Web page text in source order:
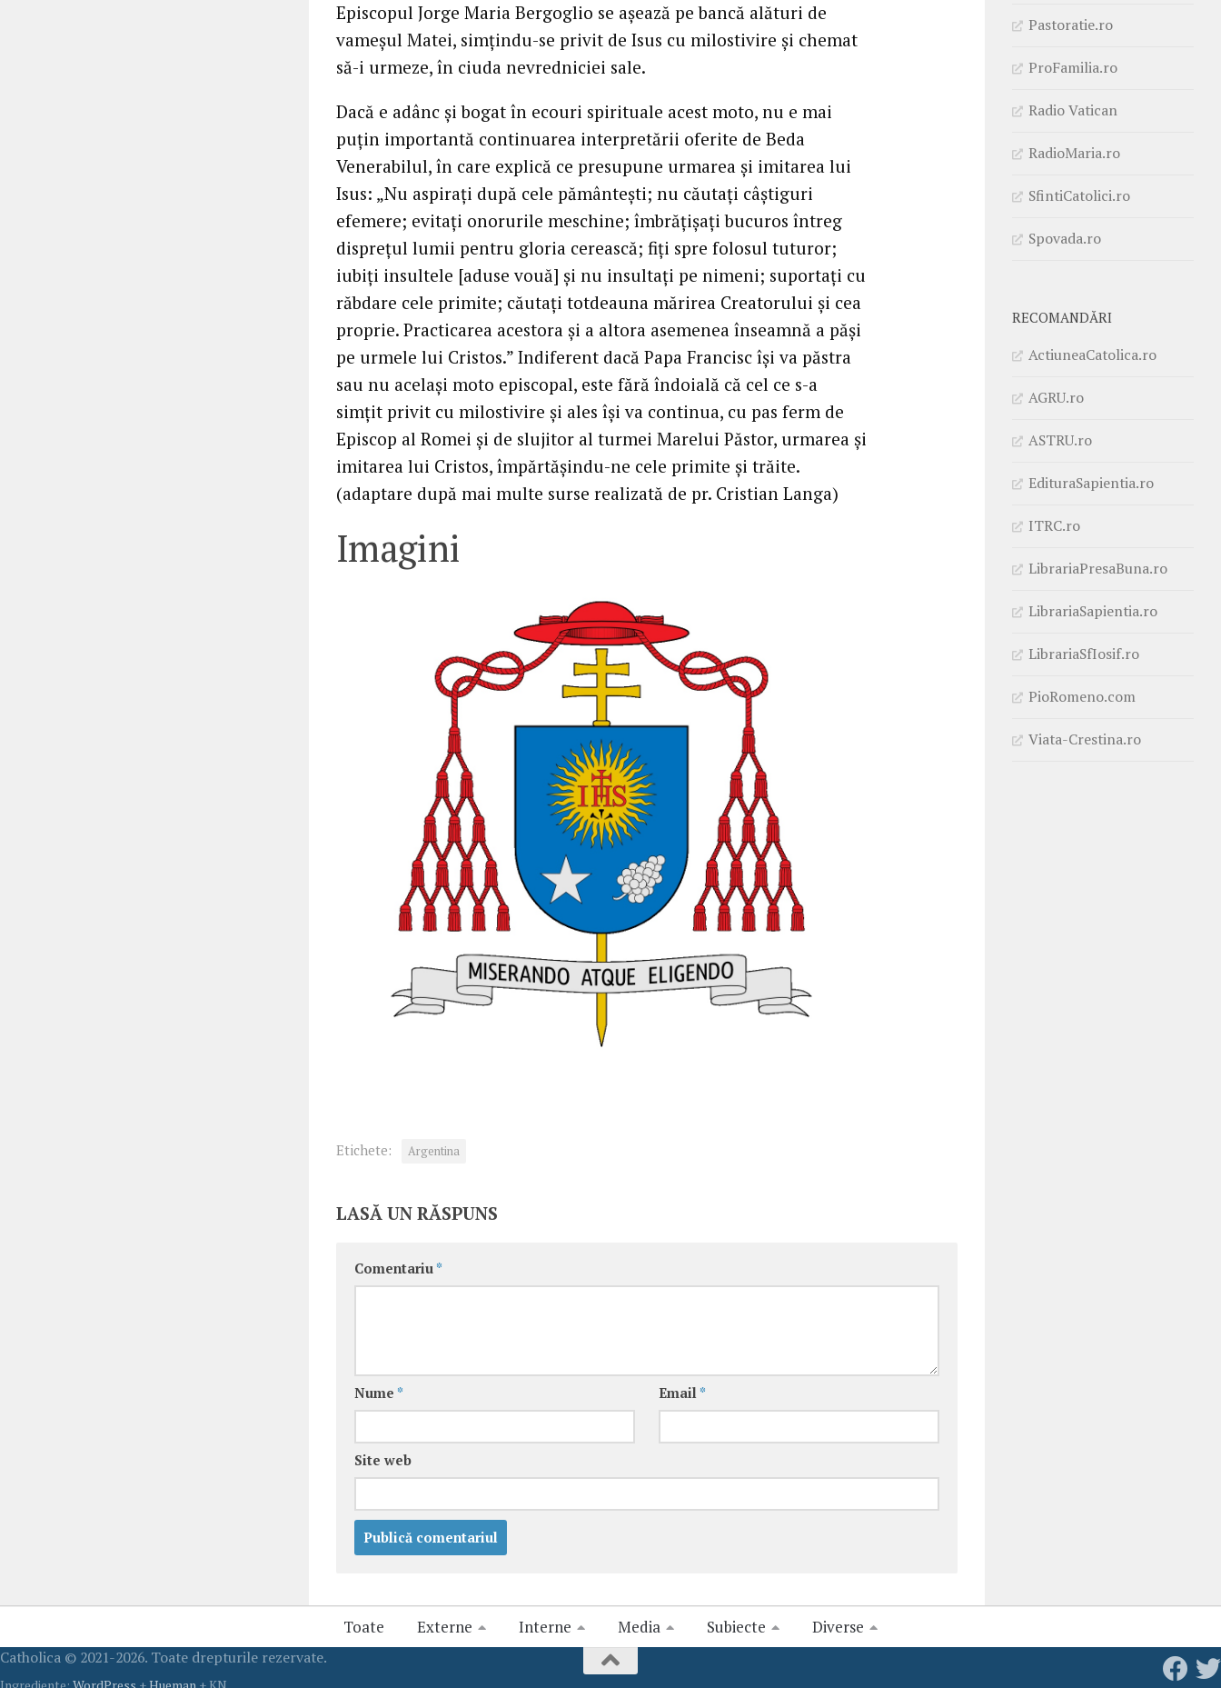
Episcopul Jorge Maria Bergoglio se aşează pe bancă alături de
vameşul Matei, simţindu-se privit de Isus cu milostivire şi chemat
să-i urmeze, în ciuda nevredniciei sale.
Dacă e adânc şi bogat în ecouri spirituale acest moto, nu e mai
puţin importantă continuarea interpretării oferite de Beda
Venerabilul, în care explică ce presupune urmarea şi imitarea lui
Isus: „Nu aspiraţi după cele pământeşti; nu căutaţi câştiguri
efemere; evitaţi onorurile meschine; îmbrăţişaţi bucuros întreg
dispreţul lumii pentru gloria cerească; fiţi spre folosul tuturor;
iubiţi insultele [aduse vouă] şi nu insultaţi pe nimeni; suportaţi cu
răbdare cele primite; căutaţi totdeauna mărirea Creatorului şi cea
proprie. Practicarea acestora şi a altora asemenea înseamnă a păşi
pe urmele lui Cristos.” Indiferent dacă Papa Francisc îşi va păstra
sau nu acelaşi moto episcopal, este fără îndoială că cel ce s-a
simţit privit cu milostivire şi ales îşi va continua, cu pas ferm de
Episcop al Romei şi de slujitor al turmei Marelui Păstor, urmarea şi
imitarea lui Cristos, împărtăşindu-ne cele primite şi trăite.
(adaptare după mai multe surse realizată de pr. Cristian Langa)
Imagini
Etichete: Argentina
LASĂ UN RĂSPUNS
Comentariu *
Nume * Email *
Site web
Pastoratie.ro
ProFamilia.ro
Radio Vatican
RadioMaria.ro
SfintiCatolici.ro
Spovada.ro
RECOMANDĂRI
ActiuneaCatolica.ro
AGRU.ro
ASTRU.ro
EdituraSapientia.ro
ITRC.ro
LibrariaPresaBuna.ro
LibrariaSapientia.ro
LibrariaSfIosif.ro
PioRomeno.com
Viata-Crestina.ro
Toate Externe Interne Media Subiecte Diverse
Catholica © 2021-2026. Toate drepturile rezervate.